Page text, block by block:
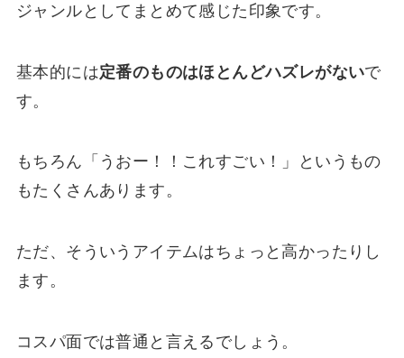
ジャンルとしてまとめて感じた印象です。
基本的には定番のものはほとんどハズレがないで
す。
もちろん「うおー！！これすごい！」というもの
もたくさんあります。
ただ、そういうアイテムはちょっと高かったりし
ます。
コスパ面では普通と言えるでしょう。